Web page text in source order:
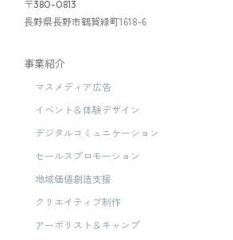
〒380-0813
長野県長野市鶴賀緑町1618-6
事業紹介
マスメディア広告
イベント＆体験デザイン
デジタルコミュニケーション
セールスプロモーション
地域価値創造支援
クリエイティブ制作
アーボリスト＆キャンプ